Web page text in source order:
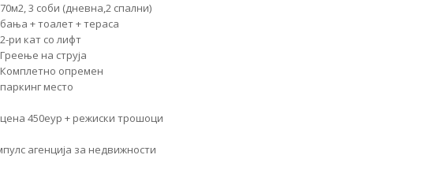
3 соби (дневна,2 спални)
+ тоалет + тераса
ри кат со лифт
на струја
опремен
паркинг место
450еур + режиски трошоци
агенција за недвижности